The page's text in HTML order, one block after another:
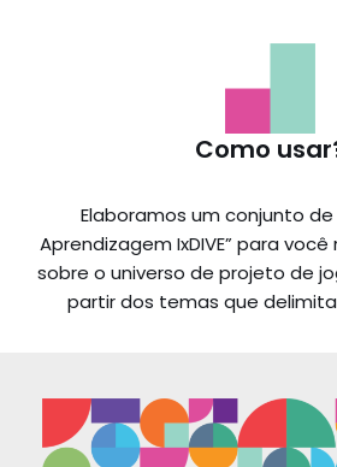
Como
Elaboramos um conjunto
Aprendizagem IxDIVE” para
sobre o universo de projeto de
partir dos temas que